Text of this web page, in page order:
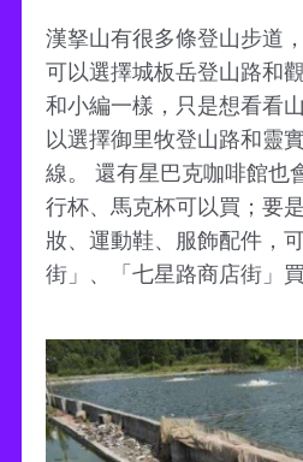
漢拏山有很多條登山步道
可以選擇城板岳登山路和
和小編一樣，只是想看看
以選擇御里牧登山路和靈
線。 還有星巴克咖啡館也
行杯、馬克杯可以買；要
妝、運動鞋、服飾配件，
街」、「七星路商店街」買